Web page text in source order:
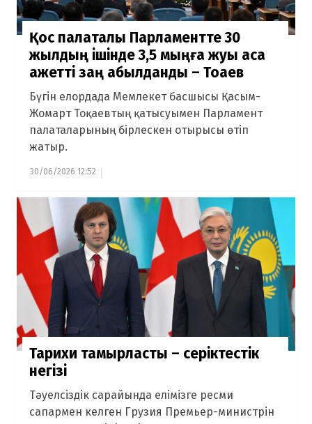
Қос палаталы Парламентте 30
жылдың ішінде 3,5 мыңға жуық аса
қажетті заң қабылданды – Тоқаев
Бүгін елордада Мемлекет басшысы Қасым-
Жомарт Тоқаевтың қатысуымен Парламент
палаталарының бірлескен отырысы өтіп
жатыр.
30/06/2026 12:52
Тарихи тамырластық – серіктестік
негізі
Тәуелсіздік сарайында елімізге ресми
сапармен келген Грузия Премьер-министрін